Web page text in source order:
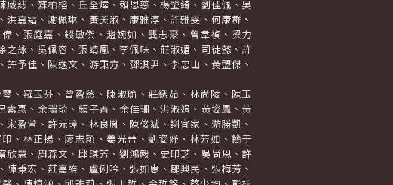
誌、蘇柏榕、丘全煒、賴恩慈、楊瑩綺、劉佳佩、吳
嘉霜、謝佩琳、黃美淑、康雅淳、許雅雯、何康群、
、張庭嘉、錢敏傑、趙婉如、龔志豪、曾韋禎、梁力
詠、吳佩容、張靖凰、李佩味、莊淑媚、司徒懿、許
予佳、陳逸文、游秉方、鄧淇尹、李忠山、黃盟傑、
羅玉芬、曾盈慈、陳淑瑜、莊綉茹、林尚陵、陳玉
惠、余瑞琦、顏子菁、余佳珊、洪淑娟、黃姿鳳、黃
盈萱、許元璋、林良胤、陳俊斌、謝宜家、游勝凱、
、林正揚、廖志穎、姜光晉、劉姿妤、林芳如、簡于
慧、周森文、邱琪芳、劉鴻毅、史印芝、吳尚恩、許
秉宏、莊嘉維、盧俐吟、張如惠、鄒興民、張梅芳、